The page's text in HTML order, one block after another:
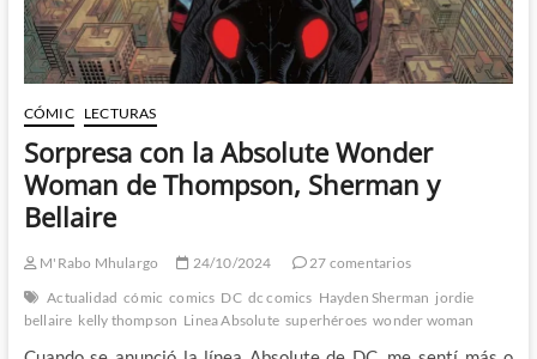
CÓMIC LECTURAS
Sorpresa con la Absolute Wonder
Woman de Thompson, Sherman y
Bellaire
M'Rabo Mhulargo 24/10/2024
27 comentarios
Actualidad cómic comics DC dc comics Hayden Sherman jordie
bellaire kelly thompson Linea Absolute superhéroes wonder woman